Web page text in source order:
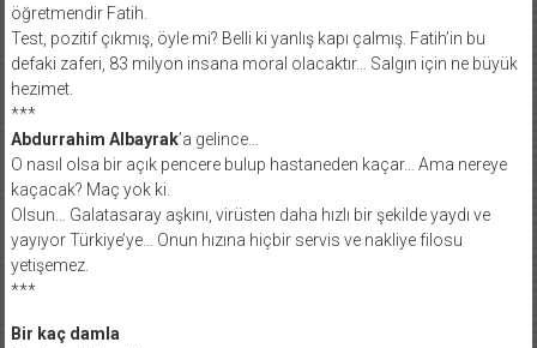
öğretmendir Fatih.
Test, pozitif çıkmış, öyle mi? Belli ki yanlış kapı çalmış. Fatih’in bu
defaki zaferi, 83 milyon insana moral olacaktır… Salgın için ne büyük
hezimet.
***
Abdurrahim Albayrak’a gelince…
O nasıl olsa bir açık pencere bulup hastaneden kaçar… Ama nereye
kaçacak? Maç yok ki.
Olsun… Galatasaray aşkını, virüsten daha hızlı bir şekilde yaydı ve
yayıyor Türkiye’ye… Onun hızına hiçbir servis ve nakliye filosu
yetişemez.
***
Bir kaç damla